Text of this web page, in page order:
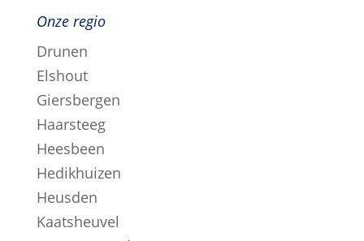
Onze regio
Drunen
Elshout
Giersbergen
Haarsteeg
Heesbeen
Hedikhuizen
Heusden
Kaatsheuvel